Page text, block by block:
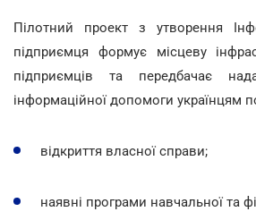
Пілотний проект з утворення
підприємця формує місцеву
підприємців та передбачає
інформаційної допомоги українцям
відкриття власної справи;
наявні програми навчальної та